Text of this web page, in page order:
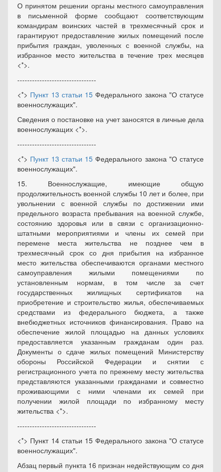
О принятом решении органы местного самоуправления
в письменной форме сообщают соответствующим
командирам воинских частей в трехмесячный срок и
гарантируют предоставление жилых помещений после
прибытия граждан, уволенных с военной службы, на
избранное место жительства в течение трех месяцев
<*>.
--------------------------------
<*> Пункт 13 статьи 15 Федерального закона "О статусе
военнослужащих".
Сведения о постановке на учет заносятся в личные дела
военнослужащих <*>.
--------------------------------
<*> Пункт 13 статьи 15 Федерального закона "О статусе
военнослужащих".
15. Военнослужащие, имеющие общую
продолжительность военной службы 10 лет и более, при
увольнении с военной службы по достижении ими
предельного возраста пребывания на военной службе,
состоянию здоровья или в связи с организационно-
штатными мероприятиями и члены их семей при
перемене места жительства не позднее чем в
трехмесячный срок со дня прибытия на избранное
место жительства обеспечиваются органами местного
самоуправления жилыми помещениями по
установленным нормам, в том числе за счет
государственных жилищных сертификатов на
приобретение и строительство жилья, обеспечиваемых
средствами из федерального бюджета, а также
внебюджетных источников финансирования. Право на
обеспечение жилой площадью на данных условиях
предоставляется указанным гражданам один раз.
Документы о сдаче жилых помещений Министерству
обороны Российской Федерации и снятии с
регистрационного учета по прежнему месту жительства
представляются указанными гражданами и совместно
проживающими с ними членами их семей при
получении жилой площади по избранному месту
жительства <*>.
--------------------------------
<*> Пункт 14 статьи 15 Федерального закона "О статусе
военнослужащих".
Абзац первый пункта 16 признан недействующим со дня